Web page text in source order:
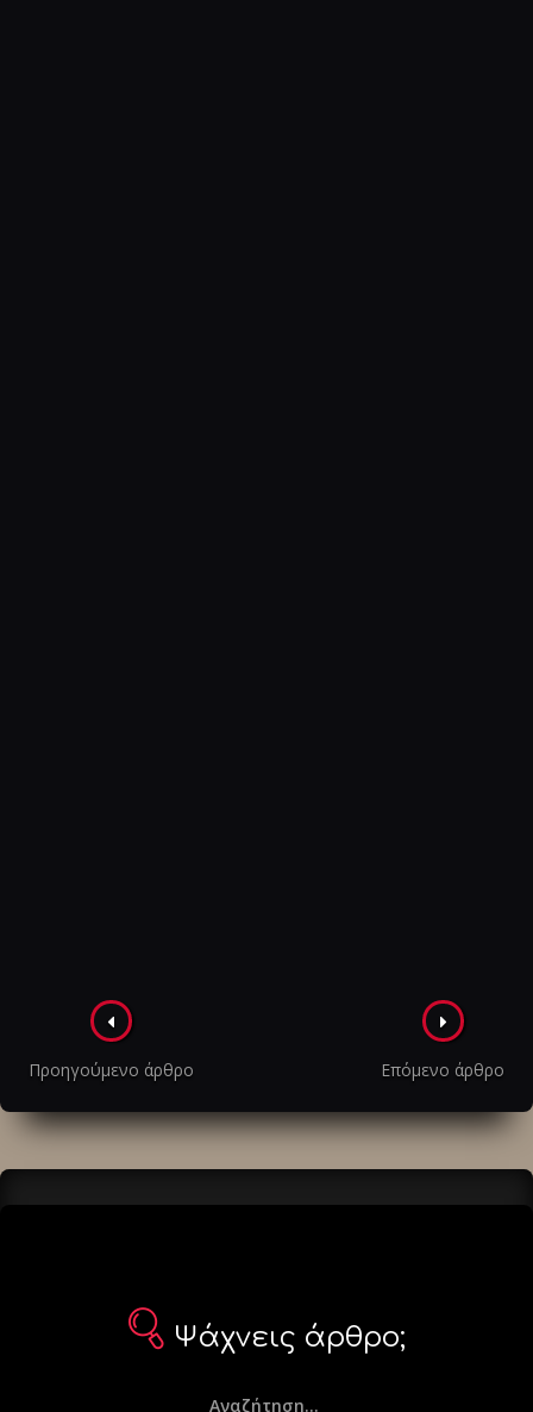
Πλοήγηση
στα
άρθρα
Προηγούμενο άρθρο Επόμενο άρθρο
Ψάχνεις άρθρο;